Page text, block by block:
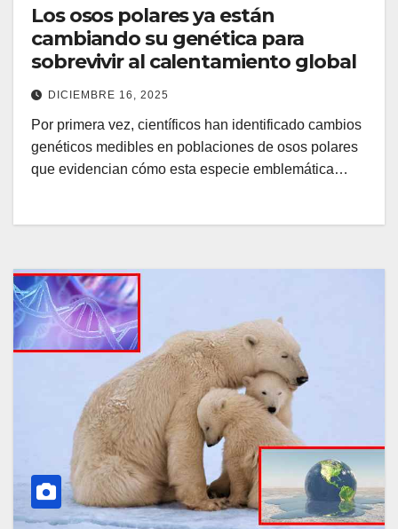
Los osos polares ya están
cambiando su genética para
sobrevivir al calentamiento global
DICIEMBRE 16, 2025
Por primera vez, científicos han identificado cambios
genéticos medibles en poblaciones de osos polares
que evidencian cómo esta especie emblemática…